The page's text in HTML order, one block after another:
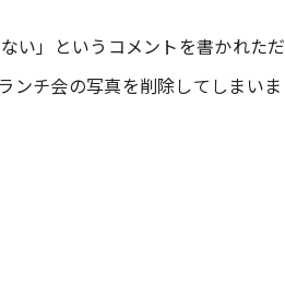
い」というコメントを書かれただ
ンチ会の写真を削除してしまいま